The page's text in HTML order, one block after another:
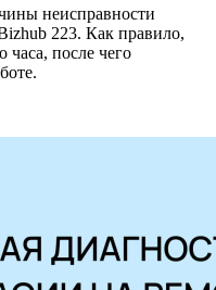
неисправности
223. Как правило,
часа, после чего